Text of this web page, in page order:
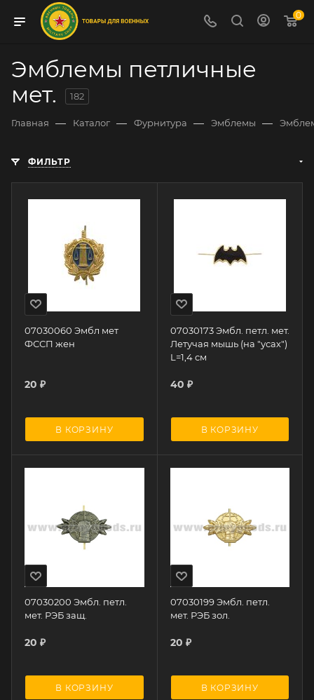
0
Эмблемы петличные
мет.
182
Главная — Каталог — Фурнитура — Эмблемы —
ФИЛЬТР
07030060 Эмбл мет
ФССП жен
20 ₽
В КОРЗИНУ
07030173 Эмбл. петл. мет.
Летучая мышь (на "усах")
L=1,4 cм
40 ₽
В КОРЗИНУ
07030200 Эмбл. петл.
мет. РЭБ защ.
20 ₽
В КОРЗИНУ
07030199 Эмбл. петл.
мет. РЭБ зол.
20 ₽
В КОРЗИНУ